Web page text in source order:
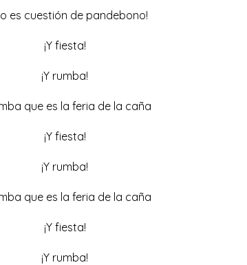
es cuestión de pandebono!
¡Y fiesta!
¡Y rumba!
que es la feria de la caña
¡Y fiesta!
¡Y rumba!
que es la feria de la caña
¡Y fiesta!
¡Y rumba!